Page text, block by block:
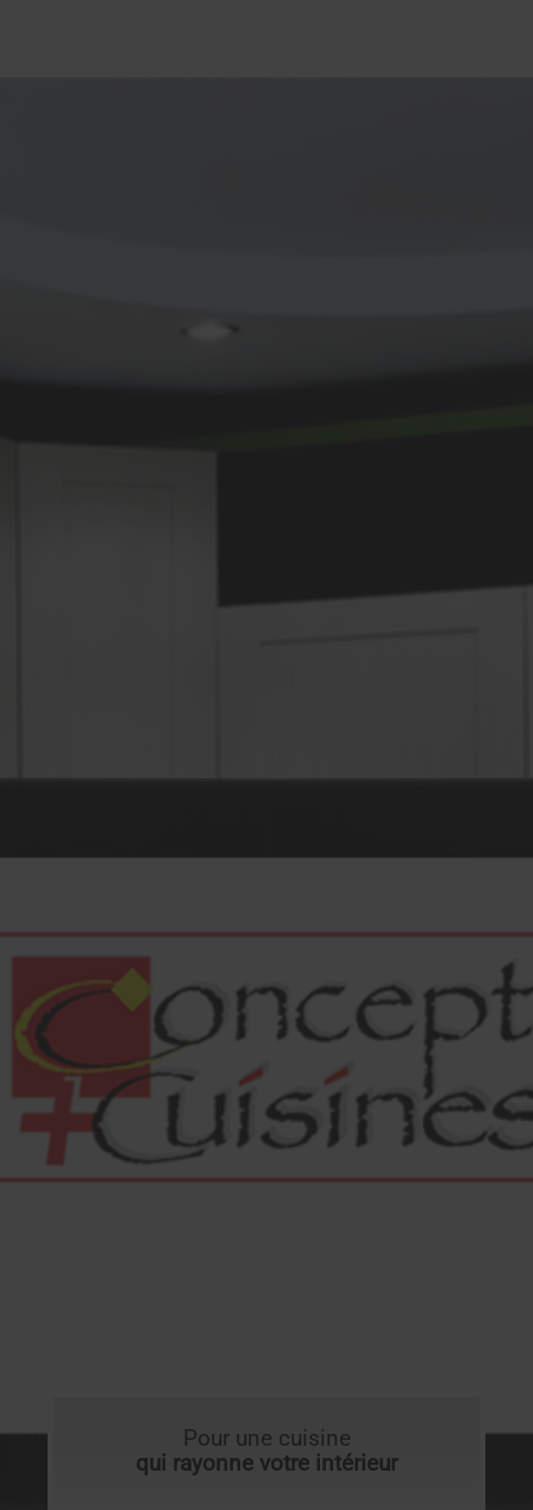
Pour une cuisine
qui rayonne votre intérieur